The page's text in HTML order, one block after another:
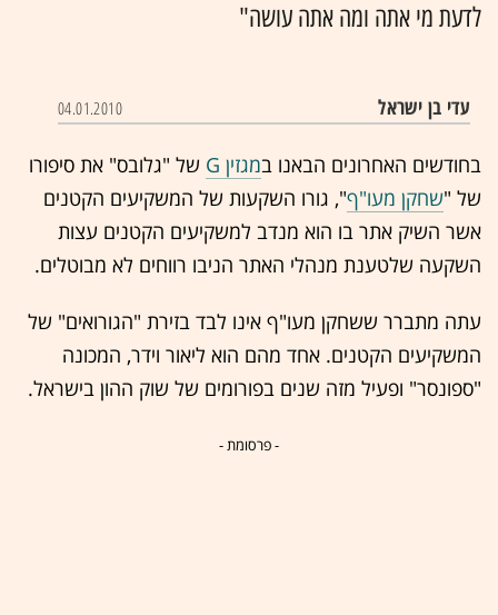
לדעת מי אתה ומה אתה עושה"
עדי בן ישראל 04.01.2010
בחודשים האחרונים הבאנו במגזין G
של "גלובס" את סיפורו
של "שחקן מעו"ף", גורו השקעות של המשקיעים הקטנים
אשר השיק אתר בו הוא מנדב למשקיעים הקטנים עצות
השקעה שלטענת מנהלי האתר הניבו רווחים לא מבוטלים.
עתה מתברר ששחקן מעו"ף אינו לבד בזירת "הגורואים" של
המשקיעים הקטנים. אחד מהם הוא ליאור וידר, המכונה
"ספונסר" ופעיל מזה שנים בפורומים של שוק ההון בישראל.
- פרסומת -